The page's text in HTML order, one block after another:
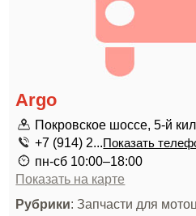
Argo
Покровское шоссе, 5-й
+7 (914) 2...Показать
пн-сб 10:00–18:00
Показать на карте
Рубрики: Запчасти для